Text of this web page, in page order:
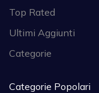
Top Rated
Ultimi Aggiunti
Categorie
Categorie Popolari